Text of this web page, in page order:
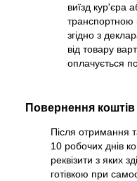
виїзд кур'єра
транспортною
згідно з
від товару
оплачується
Повернення коштів
Після отримання
10 робочих днів
реквізити з яких
готівкою при